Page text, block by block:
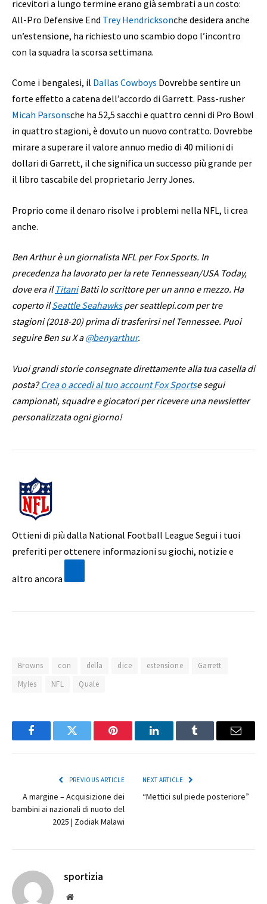
ricevitori a lungo termine erano già sembrati a un costo:
All-Pro Defensive End Trey Hendricksonche desidera anche
un’estensione, ha richiesto uno scambio dopo l’incontro
con la squadra la scorsa settimana.
Come i bengalesi, il Dallas Cowboys Dovrebbe sentire un
forte effetto a catena dell’accordo di Garrett. Pass-rusher
Micah Parsonsche ha 52,5 sacchi e quattro cenni di Pro Bowl
in quattro stagioni, è dovuto un nuovo contratto. Dovrebbe
mirare a superare il valore annuo medio di 40 milioni di
dollari di Garrett, il che significa un successo più grande per
il libro tascabile del proprietario Jerry Jones.
Proprio come il denaro risolve i problemi nella NFL, li crea
anche.
Ben Arthur è un giornalista NFL per Fox Sports. In
precedenza ha lavorato per la rete Tennessean/USA Today,
dove era il TitaniBatti lo scrittore per un anno e mezzo. Ha
coperto ilSeattle Seahawksper seattlepi.com per tre
stagioni (2018-20) prima di trasferirsi nel Tennessee. Puoi
seguire Ben su X a@benyarthur.
Vuoi grandi storie consegnate direttamente alla tua casella di
posta?Crea o accedi al tuo account Fox Sportse segui
campionati, squadre e giocatori per ricevere una newsletter
personalizzata ogni giorno!
Ottieni di più dalla National Football League Segui i tuoi
preferiti per ottenere informazioni su giochi, notizie e
altro ancora
Browns con della dice estensione
Garrett
Myles
NFL Quale
FacebookTwitter Pinterest LinkedInTumblr Email
PREVIOUS ARTICLE
A margine – Acquisizione dei
bambini ai nazionali di nuoto del
2025 | Zodiak Malawi
NEXT ARTICLE
“Mettici sul piede posteriore”
sportizia
Website